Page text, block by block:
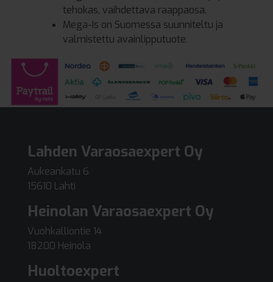
tehokas, vaihdettava raappaosa.
Mega-Is on Suomessa suunniteltu ja
valmistettu avainlipputuote.
Lahden Varaosaexpert Oy
Aukeankatu 6
15610 Lahti
Heinolan Varaosaexpert Oy
Vuohkalliontie 14
18200 Heinola
Huoltoexpert